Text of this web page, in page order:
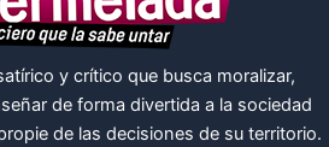
y crítico que busca moralizar,
de forma divertida a la sociedad
de las decisiones de su territorio.